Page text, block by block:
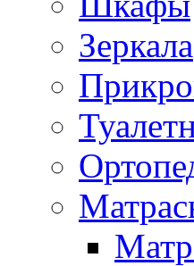
Зеркала